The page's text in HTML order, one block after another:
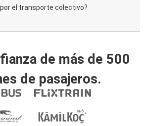
el transporte colectivo?
de más de 500
de pasajeros.